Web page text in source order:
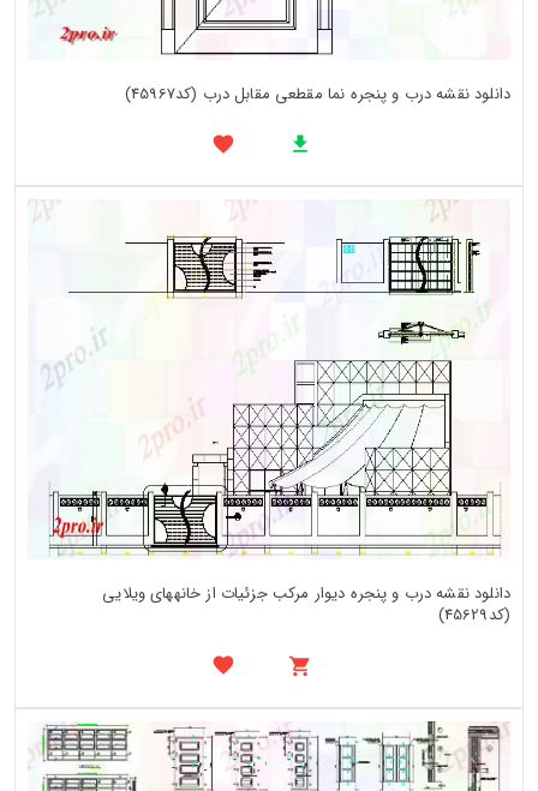
دانلود نقشه درب و پنجره نما مقطعی مقابل درب (کد45967)
دانلود نقشه درب و پنجره دیوار مرکب جزئیات از خانههای ویلایی
(کد45629)